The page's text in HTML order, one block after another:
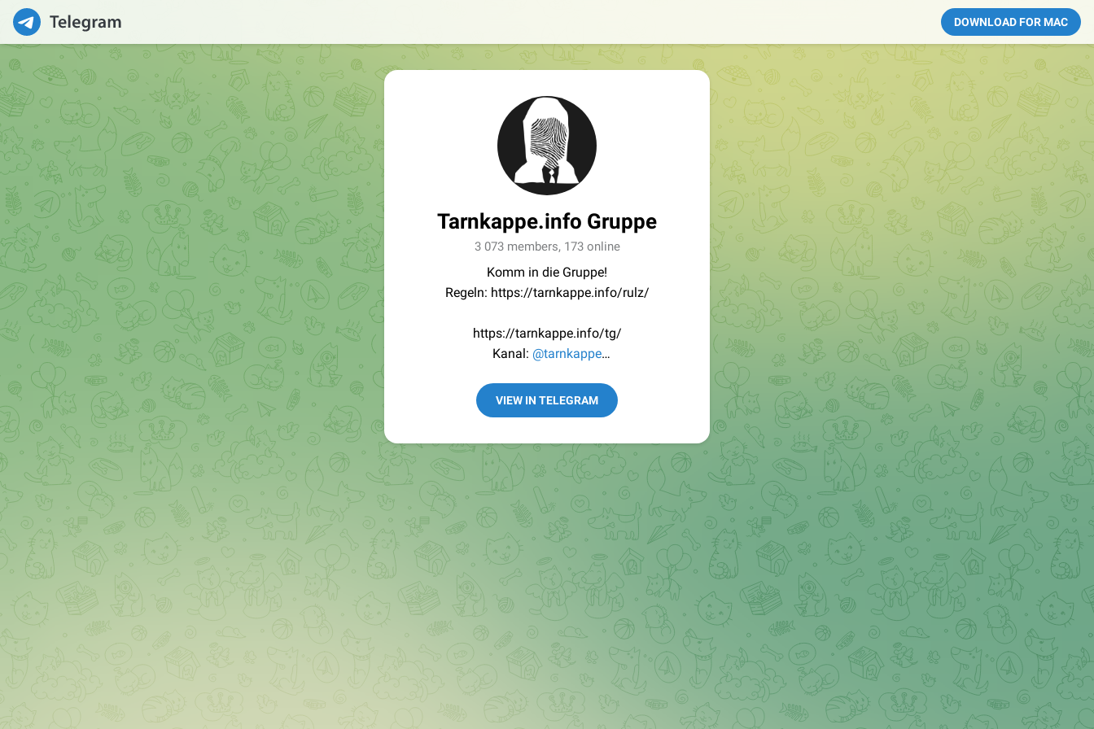
DOWNLOAD FOR MAC
Tarnkappe.info Gruppe
3 073 members, 173 online
Komm in die Gruppe!
Regeln: https://tarnkappe.info/rulz/
https://tarnkappe.info/tg/
Kanal: @tarnkappe
Best of:@bestoftarnkappe
VIEW IN TELEGRAM